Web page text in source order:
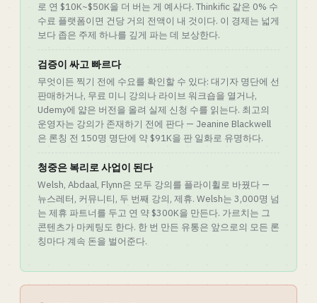
로 연 $10K~$50K을 더 버는 게 예사다. Thinkific 같은 0% 수
수료 플랫폼이면 건당 거의 전액이 내 것이다. 이 경제는 넓게
보다 좁은 주제 하나를 깊게 파는 데 보상한다.
검증이 싸고 빠르다
무엇이든 찍기 전에 수요를 확인할 수 있다: 대기자 명단에 선
판매하거나, 무료 미니 강의나 라이브 워크숍을 열거나,
Udemy에 얇은 버전을 올려 실제 신청 수를 읽는다. 최고의
운영자는 강의가 존재하기 전에 판다 — Jeanine Blackwell
은 론칭 전 150명 명단에 약 $91K을 판 일화로 유명하다.
청중은 복리로 사업이 된다
Welsh, Abdaal, Flynn은 모두 강의를 플라이휠로 바꿨다 —
뉴스레터, 커뮤니티, 두 번째 강의, 제휴. Welsh는 3,000명 넘
는 제휴 파트너를 두고 연 약 $300K을 만든다. 가르치는 그
콘텐츠가 마케팅도 한다. 한 번 만든 유통은 앞으로의 모든 론
칭마다 계속 돈을 벌어준다.